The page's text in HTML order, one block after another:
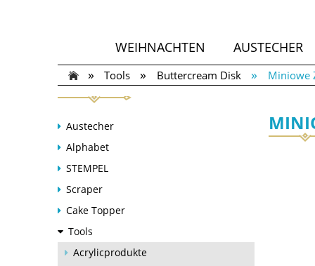
WEIHNACHTEN
AUSTECHER
»
Tools » Buttercream Disk » Miniowe
Austecher
Alphabet
STEMPEL
Scraper
Cake Topper
Tools
Acrylicprodukte